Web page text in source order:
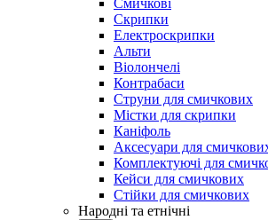
Смичкові
Скрипки
Електроскрипки
Альти
Віолончелі
Контрабаси
Струни для смичкових
Містки для скрипки
Каніфоль
Аксесуари для
Комплектуючі для
Кейси для смичкових
Стійки для смичкових
Народні та етнічні